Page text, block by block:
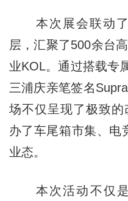
本次展会联动了
层，汇聚了500余台
业KOL。通过搭载专
三浦庆亲笔签名
场不仅呈现了极致
办了车尾箱市集、电
业态。
本次活动不仅是